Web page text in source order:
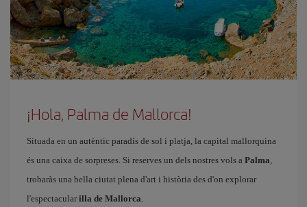
¡Hola, Palma de Mallorca!
Situada en un autèntic paradís de sol i platja, la capital mallorquina
és una caixa de sorpreses. Si reserves un dels nostres vols a Palma,
trobaràs una bella ciutat plena d'art i història des d'on explorar
l'espectacular illa de Mallorca.